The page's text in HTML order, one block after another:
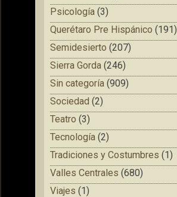
Psicología (3)
Querétaro Pre Hispánico (191)
Semidesierto (207)
Sierra Gorda (246)
Sin categoría (909)
Sociedad (2)
Teatro (3)
Tecnología (2)
Tradiciones y Costumbres (1)
Valles Centrales (680)
Viajes (1)